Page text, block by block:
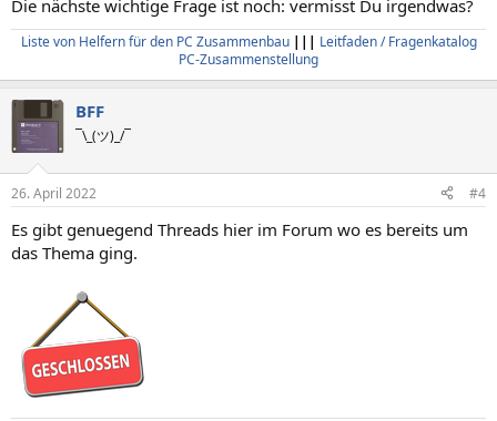
Die nächste wichtige Frage ist noch: vermisst Du irgendwas?
Liste von Helfern für den PC Zusammenbau ||| Leitfaden / Fragenkatalog
PC-Zusammenstellung
BFF
¯\_(ツ)_/¯
26. April 2022 #4
Es gibt genuegend Threads hier im Forum wo es bereits um
das Thema ging.